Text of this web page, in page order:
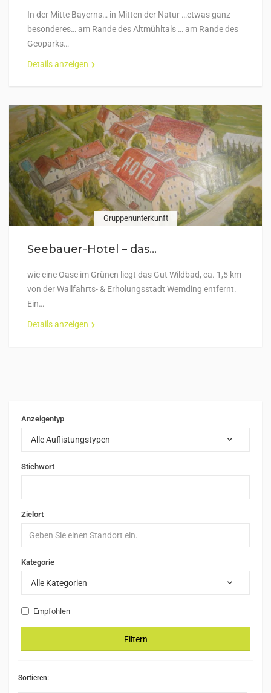
In der Mitte Bayerns… in Mitten der Natur …etwas ganz
besonderes… am Rande des Altmühltals … am Rande des
Geoparks…
Details anzeigen
Gruppenunterkunft
Seebauer-Hotel – das...
wie eine Oase im Grünen liegt das Gut Wildbad, ca. 1,5 km
von der Wallfahrts- & Erholungsstadt Wemding entfernt.
Ein…
Details anzeigen
Anzeigentyp
Alle Auflistungstypen
Stichwort
Zielort
Kategorie
Alle Kategorien
Empfohlen
Filtern
Sortieren: